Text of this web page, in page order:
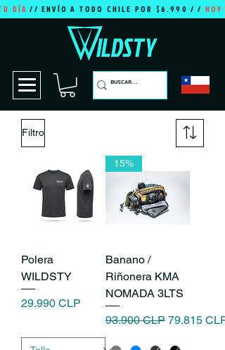
DÍA// ENVÍO A TODO CHILE POR $6.990 / /
Filtro
Polera
WILDSTY
Precio
29.990 CLP
15%
Banano /
Riñonera KMA
NOMADA 3LTS
Precio
93.900 CLP Precio de
79.815 CLP